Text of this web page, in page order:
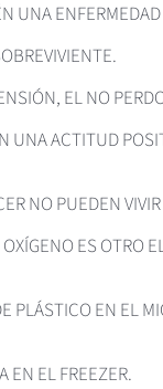
UNA
EL NO
UNA ACTITUD
NO PUEDEN
ES OTRO
PLÁSTICO EN EL
EN EL FREEZER.